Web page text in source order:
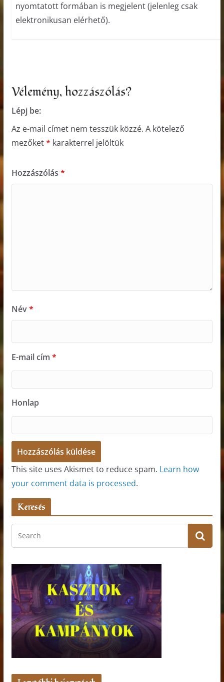
nyomtatott formában is megjelent (jelenleg csak
elektronikusan elérhető).
Vélemény, hozzászólás?
Lépj be:
Az e-mail címet nem tesszük közzé. A kötelező
mezőket* karakterrel jelöltük
Hozzászólás *
Név*
E-mail cím *
Honlap
This site uses Akismet to reduce spam. Learn how
your comment data is processed.
Keresés